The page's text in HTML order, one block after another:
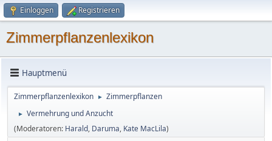
Einloggen Registrieren
Zimmerpflanzenlexikon
Hauptmenü
Zimmerpflanzenlexikon ► Zimmerpflanzen
►
Vermehrung und Anzucht
(Moderatoren: Harald, Daruma, Kate MacLila)